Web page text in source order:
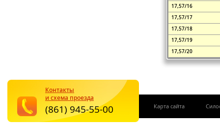
17,57/16
17,57/17
17,57/18
17,57/19
17,57/20
Карта сайта
Контакты
и схема проезда
(861) 945-55-00